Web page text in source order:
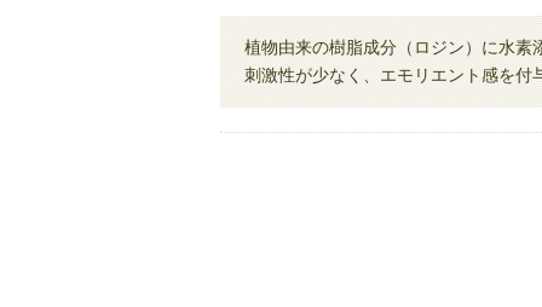
植物由来の樹脂成分（ロジン）に水
刺激性が少なく、エモリエント感を